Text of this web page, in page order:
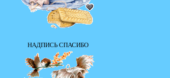
НАДПИСЬ СПАСИБО